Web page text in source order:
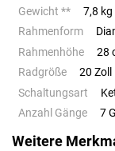
Gewicht **
7,8 kg
Rahmenform
Rahmenhöhe
28
Radgröße
20 Zoll
Schaltungsart
Anzahl Gänge
7
Weitere